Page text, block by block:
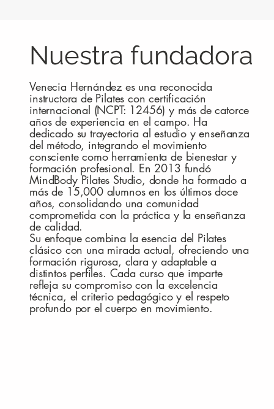
Nuestra fundadora
Venecia Hernández es una reconocida
instructora de Pilates con certificación
internacional (NCPT: 12456) y más de catorce
años de experiencia en el campo. Ha
dedicado su trayectoria al estudio y enseñanza
del método, integrando el movimiento
consciente como herramienta de bienestar y
formación profesional. En 2013 fundó
MindBody Pilates Studio, donde ha formado a
más de 15,000 alumnos en los últimos doce
años, consolidando una comunidad
comprometida con la práctica y la enseñanza
de calidad.
Su enfoque combina la esencia del Pilates
clásico con una mirada actual, ofreciendo una
formación rigurosa, clara y adaptable a
distintos perfiles. Cada curso que imparte
refleja su compromiso con la excelencia
técnica, el criterio pedagógico y el respeto
profundo por el cuerpo en movimiento.